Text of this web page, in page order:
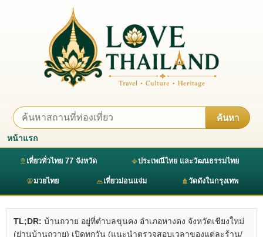
ค้นหา
หน้าแรก
เที่ยวทั่วไทย 77 จังหวัด ประเพณีไทย และวัฒนธรรมไทย
มวยไทย เที่ยวม่อนแจ่ม วัดดังในกรุงเทพ
TL;DR: บ้านถวาย อยู่ที่ตำบลขุนคง อำเภอหางดง จังหวัดเชียงใหม่
(ย่านบ้านถวาย) เปิดทุกวัน (แนะนำตรวจสอบเวลาของแต่ละร้าน/